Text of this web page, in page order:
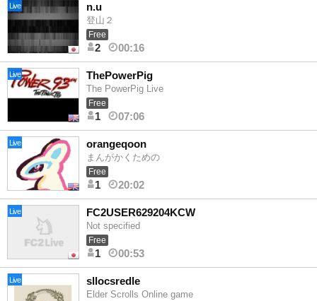
Live n.u
登山２
Free
2 00:16
Live ThePowerPig
The PowerPig Live
Free
1 07:06
Live orangeqoon
まんがかくための
Free
1 20:02
Live FC2USER629204KCW
Not specified
Free
1 00:53
Live sllocsredle
Elder Scrolls Online game